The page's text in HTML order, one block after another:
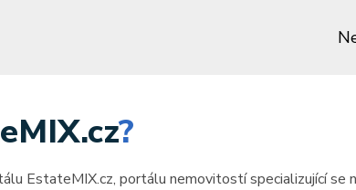
?
EstateMIX.cz, portálu nemovitostí specializující se